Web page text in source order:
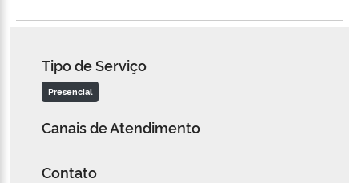
Tipo de Serviço
Presencial
Canais de Atendimento
Contato